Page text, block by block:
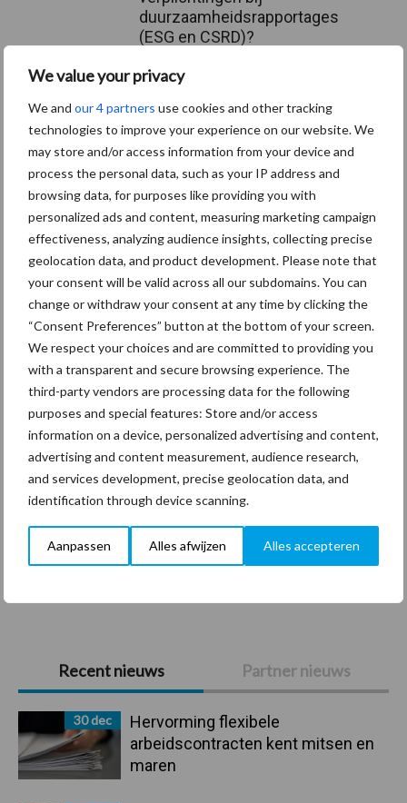
We value your privacy
We and our 4 partners use cookies and other tracking
technologies to improve your experience on our website. We
may store and/or access information from your device and
process the personal data, such as your IP address and
browsing data, for purposes like providing you with
personalized ads and content, measuring marketing campaign
effectiveness, analyzing audience insights, collecting precise
geolocation data, and product development. Please note that
your consent will be valid across all our subdomains. You can
change or withdraw your consent at any time by clicking the
“Consent Preferences” button at the bottom of your screen.
We respect your choices and are committed to providing you
with a transparent and secure browsing experience. The
third-party vendors are processing data for the following
purposes and special features: Store and/or access
information on a device, personalized advertising and content,
advertising and content measurement, audience research,
and services development, precise geolocation data, and
identification through device scanning.
Aanpassen Alles afwijzen Alles accepteren
Primaire
Sidebar
Recent nieuws Partner nieuws
30 dec
Hervorming flexibele
arbeidscontracten kent mitsen en
maren
duurzaamheidsrapportages
(ESG en CSRD)?
Ziekteverzuim in de
schoonmaak: hoe
doorbreek je de vicieuze
cirkel?
Verplichte
aanwezigheidsregistratie in
België
Thema's Vakpartners
Coronavirus UVC